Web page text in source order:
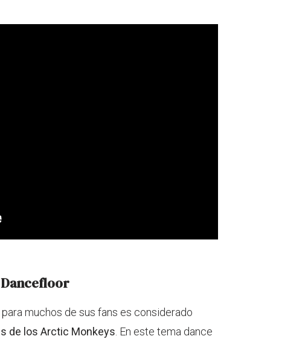
Dancefloor
muchos de sus fans es considerado
de los Arctic Monkeys. En este tema dance